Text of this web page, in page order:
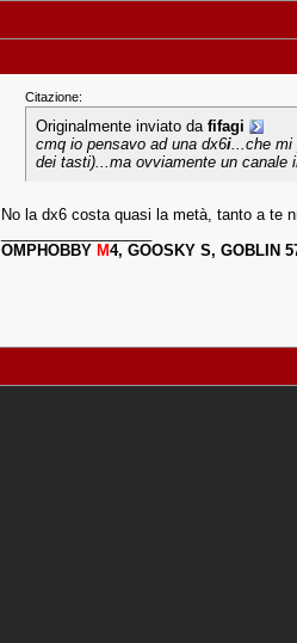
Citazione:
Originalmente inviato da fifagi
cmq io pensavo ad una dx6i...che mi
dei tasti)...ma ovviamente un canale
No la dx6 costa quasi la metà, tanto a te
OMPHOBBY M4, GOOSKY S, GOBLIN